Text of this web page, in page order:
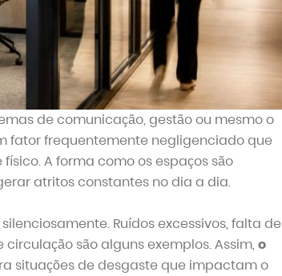
de comunicação, gestão ou mesmo o
fator frequentemente negligenciado que
A forma como os espaços são
atritos constantes no dia a dia.
Ruídos excessivos, falta de
são alguns exemplos. Assim,o
situações de desgaste que impactam o